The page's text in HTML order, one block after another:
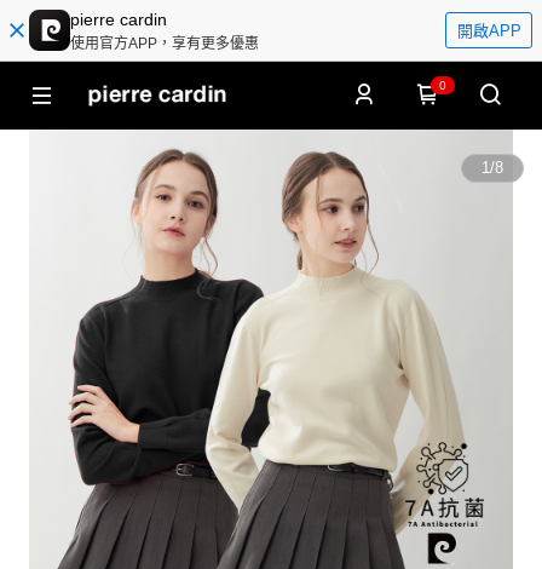
pierre cardin
使用官方APP，享有更多優惠
開啟APP
0
1/8